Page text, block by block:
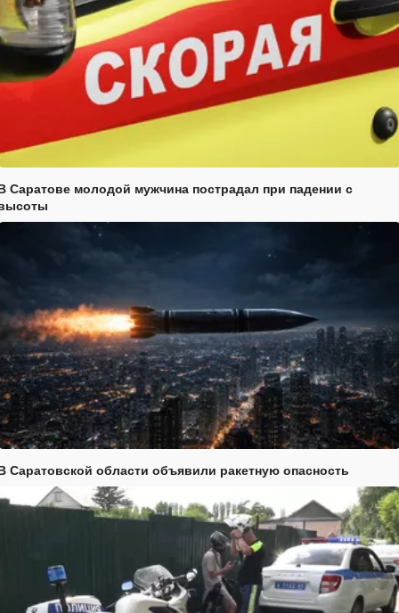
Саратове молодой мужчина пострадал при падении с
Саратовской области объявили ракетную опасность